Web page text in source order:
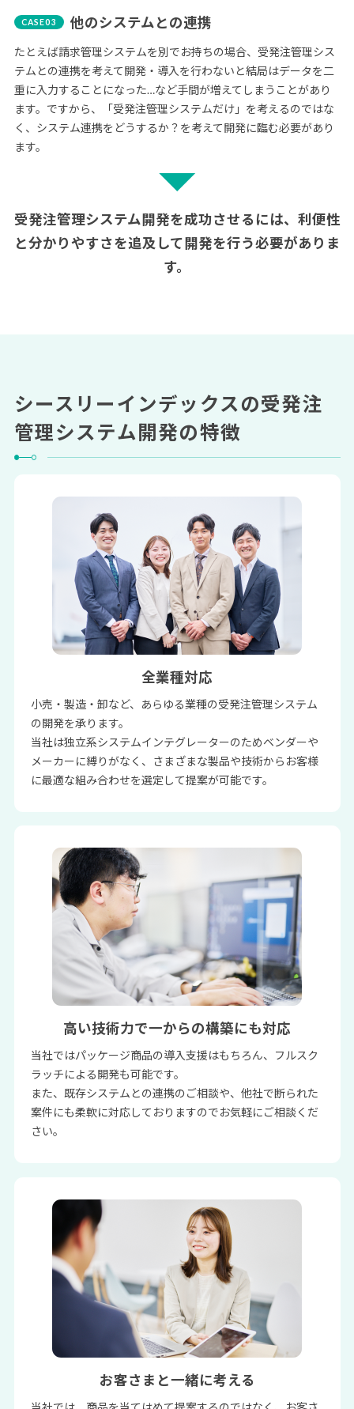
他のシステムとの連携
たとえば請求管理システムを別でお持ちの場合、受発注管理シス
テムとの連携を考えて開発・導入を行わないと結局はデータを二
重に入力することになった…など手間が増えてしまうことがあり
ます。ですから、「受発注管理システムだけ」を考えるのではな
く、システム連携をどうするか？を考えて開発に臨む必要があり
ます。
受発注管理システム開発を成功させるには、 利便性
と分かりやすさを追及して開発を行う必要がありま
す。
シースリーインデックスの受発注
管理システム開発の特徴
全業種対応
小売・製造・卸など、あらゆる業種の受発注管理システム
の開発を承ります。
当社は独立系システムインテグレーターのためベンダーや
メーカーに縛りがなく、さまざまな製品や技術からお客様
に最適な組み合わせを選定して提案が可能です。
高い技術力で一からの構築にも対応
当社ではパッケージ商品の導入支援はもちろん、フルスク
ラッチによる開発も可能です。
また、既存システムとの連携のご相談や、他社で断られた
案件にも柔軟に対応しておりますのでお気軽にご相談くだ
さい。
お客さまと一緒に考える